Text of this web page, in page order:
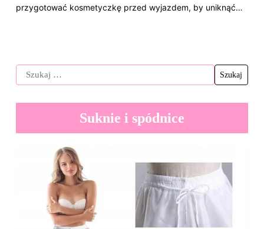
przygotować kosmetyczkę przed wyjazdem, by uniknąć…
Suknie i spódnice